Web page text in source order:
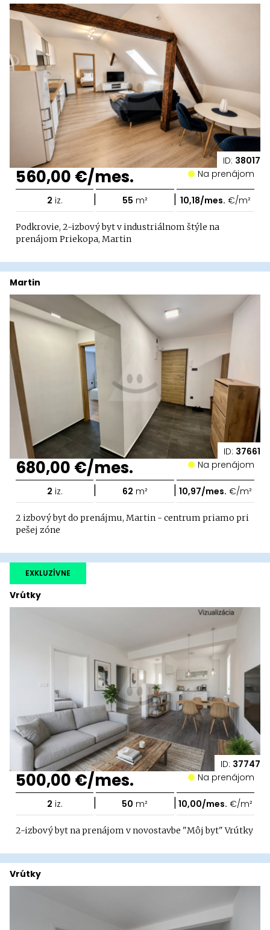
ID: 38017
560,00 €/mes. Na prenájom
2 iz. | 55 m² | 10,18/mes. €/m²
Podkrovie, 2-izbový byt v industriálnom štýle na
prenájom Priekopa, Martin
ID: 37661
Martin
680,00 €/mes. Na prenájom
2 iz. | 62 m² | 10,97/mes. €/m²
2 izbový byt do prenájmu, Martin - centrum priamo pri
pešej zóne
ID: 37747
Vrútky
EXKLUZÍVNE
500,00 €/mes. Na prenájom
2 iz. | 50 m² | 10,00/mes. €/m²
2-izbový byt na prenájom v novostavbe "Môj byt" Vrútky
Vrútky